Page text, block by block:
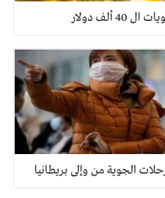
دولار
الجوية من وإلى بريطانيا